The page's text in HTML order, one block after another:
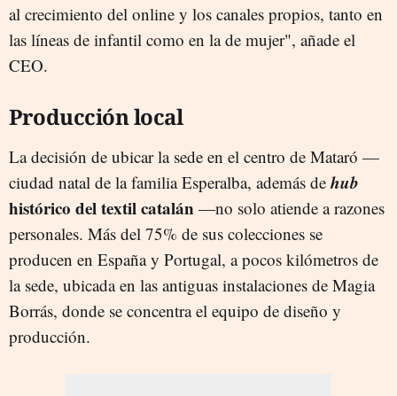
al crecimiento del online y los canales propios, tanto en
las líneas de infantil como en la de mujer", añade el
CEO.
Producción local
La decisión de ubicar la sede en el centro de Mataró —
ciudad natal de la familia Esperalba, además de hub
histórico del textil catalán —no solo atiende a razones
personales. Más del 75% de sus colecciones se
producen en España y Portugal, a pocos kilómetros de
la sede, ubicada en las antiguas instalaciones de Magia
Borrás, donde se concentra el equipo de diseño y
producción.